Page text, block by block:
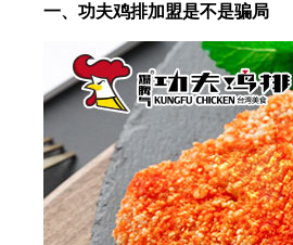
一、功夫鸡排加盟是不是骗局